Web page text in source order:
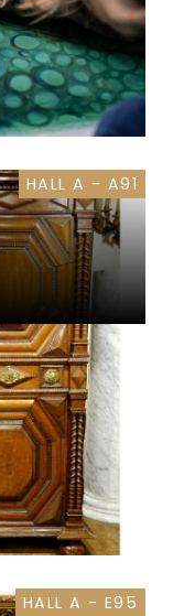
HALL A - A91
HALL A - E95